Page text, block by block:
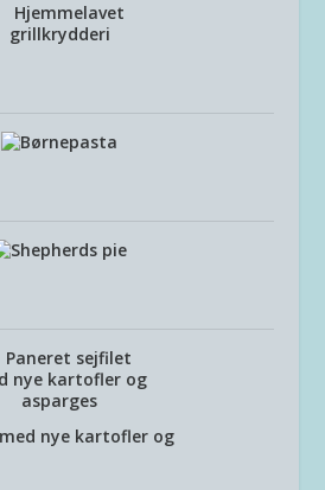
nye kartofler og